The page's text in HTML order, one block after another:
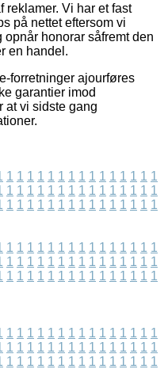
reklamer. Vi har et fast
på nettet eftersom vi
honorar såfremt den
en handel.
forretninger ajourføres
garantier imod
at vi sidste gang
1 1 1 1 1 1 1 1 1 1 1 1 1 1 1
1 1 1 1 1 1 1 1 1 1 1 1 1 1 1
1 1 1 1 1 1 1 1 1 1 1 1 1 1 1
1 1 1 1 1 1 1 1 1 1 1 1 1 1 1
1 1 1 1 1 1 1 1 1 1 1 1 1 1 1
1 1 1 1 1 1 1 1 1 1 1 1 1 1 1
1 1 1 1 1 1 1 1 1 1 1 1 1 1 1
1 1 1 1 1 1 1 1 1 1 1 1 1 1 1
1 1 1 1 1 1 1 1 1 1 1 1 1 1 1